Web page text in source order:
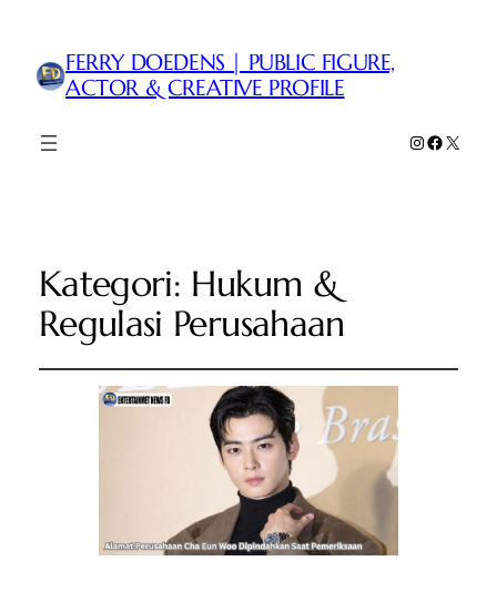
FERRY DOEDENS | PUBLIC FIGURE,
ACTOR & CREATIVE PROFILE
Instagram
Facebook
X
Kategori: Hukum &
Regulasi Perusahaan